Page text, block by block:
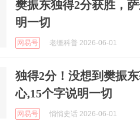
樊振东独得2分获胜，
明一切
网易号 老缰科普 2026-06-01
独得2分！没想到樊振
心,15个字说明一切
网易号 悄悄史话 2026-06-01